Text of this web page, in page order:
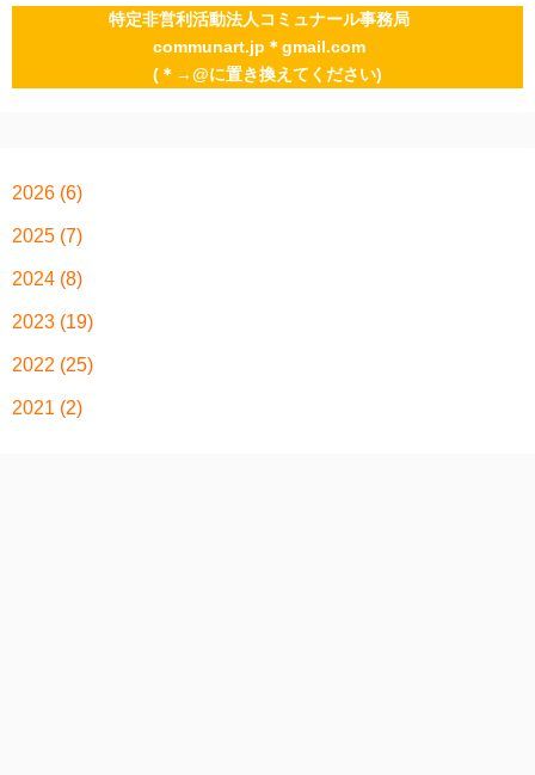
特定非営利活動法人コミュナール事務局
communart.jp＊gmail.com
(＊→@に置き換えてください)
2026 (6)
2025 (7)
2024 (8)
2023 (19)
2022 (25)
2021 (2)